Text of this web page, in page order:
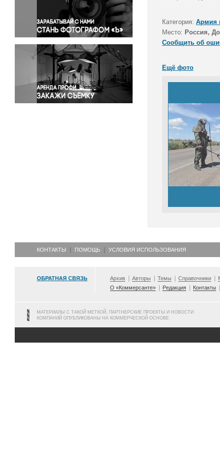
Правосудие
Происшествия и конфликты
Религия
Светская жизнь
Спорт
Экология
Экономика и бизнес
Категория: Армия
Место: Россия,
Сообщить об
Ещё фото
КОНТАКТЫ ПОМОЩЬ УСЛОВИЯ ИСПОЛЬЗОВАНИЯ
ОБРАТНАЯ СВЯЗЬ Архив Авторы Темы Справочники
О «Коммерсанте»
Редакция Контакты
МАТЕРИАЛЫ С ТАКОЙ МЕТКОЙ, ПАРТНЕРСКИЕ ПРОЕКТЫ И НОВОСТИ
КОМПАНИЙ ОПУБЛИКОВАНЫ НА КОММЕРЧЕСКОЙ ОСНОВЕ